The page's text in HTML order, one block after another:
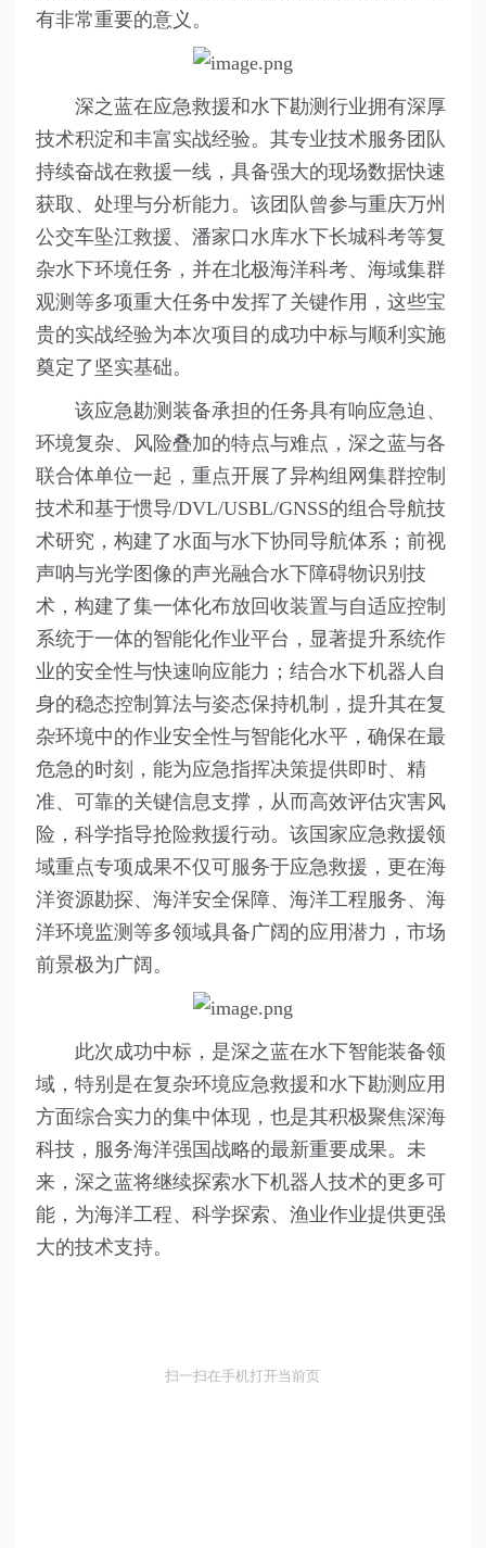
有非常重要的意义。
深之蓝在应急救援和水下勘测行业拥有深厚
技术积淀和丰富实战经验。其专业技术服务团队
持续奋战在救援一线，具备强大的现场数据快速
获取、处理与分析能力。该团队曾参与重庆万州
公交车坠江救援、潘家口水库水下长城科考等复
杂水下环境任务，并在北极海洋科考、海域集群
观测等多项重大任务中发挥了关键作用，这些宝
贵的实战经验为本次项目的成功中标与顺利实施
奠定了坚实基础。
该应急勘测装备承担的任务具有响应急迫、
环境复杂、风险叠加的特点与难点，深之蓝与各
联合体单位一起，重点开展了异构组网集群控制
技术和基于惯导/DVL/USBL/GNSS的组合导航技
术研究，构建了水面与水下协同导航体系；前视
声呐与光学图像的声光融合水下障碍物识别技
术，构建了集一体化布放回收装置与自适应控制
系统于一体的智能化作业平台，显著提升系统作
业的安全性与快速响应能力；结合水下机器人自
身的稳态控制算法与姿态保持机制，提升其在复
杂环境中的作业安全性与智能化水平，确保在最
危急的时刻，能为应急指挥决策提供即时、精
准、可靠的关键信息支撑，从而高效评估灾害风
险，科学指导抢险救援行动。该国家应急救援领
域重点专项成果不仅可服务于应急救援，更在海
洋资源勘探、海洋安全保障、海洋工程服务、海
洋环境监测等多领域具备广阔的应用潜力，市场
前景极为广阔。
此次成功中标，是深之蓝在水下智能装备领
域，特别是在复杂环境应急救援和水下勘测应用
方面综合实力的集中体现，也是其积极聚焦深海
科技，服务海洋强国战略的最新重要成果。未
来，深之蓝将继续探索水下机器人技术的更多可
能，为海洋工程、科学探索、渔业作业提供更强
大的技术支持。
扫一扫在手机打开当前页